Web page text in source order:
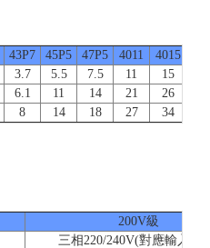
43P7 45P5 47P5 4011 4015
3.7 5.5 7.5 11 15
6.1 11 14 21 26
8 14 18 27 34
200V級
三相220/240V(對應輸入電